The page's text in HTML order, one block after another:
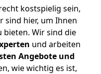
kostspielig sein,
sind hier, um Ihnen
bieten. Wir sind die
und arbeiten
Angebote und
wie wichtig es ist,